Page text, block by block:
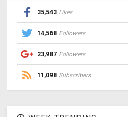
35,543 Likes
14,568 Followers
23,987 Followers
11,098 Subscribers